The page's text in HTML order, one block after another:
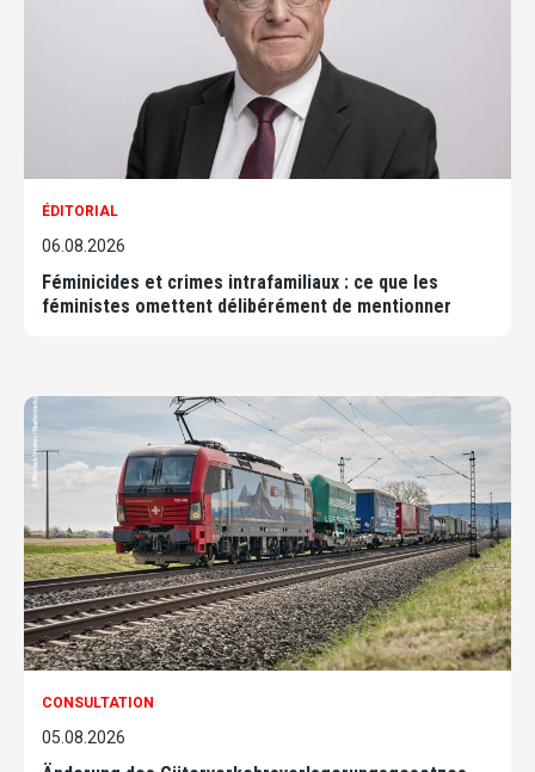
ÉDITORIAL
06.08.2026
Féminicides et crimes intrafamiliaux : ce que les
féministes omettent délibérément de mentionner
CONSULTATION
05.08.2026